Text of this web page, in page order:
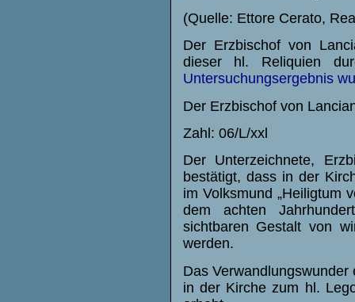
(Quelle: Ettore Cerato,
Der Erzbischof von
dieser hl. Reliquien
Untersuchungsergebnis
Der Erzbischof von
Zahl: 06/L/xxl
Der Unterzeichnete,
bestätigt, dass in der
im Volksmund „Heiligtum
dem achten
sichtbaren Gestalt von
werden.
Das
in der Kirche zum hl.